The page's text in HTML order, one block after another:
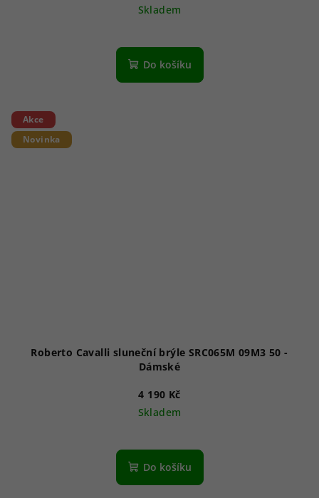
Skladem
Do košíku
Akce
Novinka
Roberto Cavalli sluneční brýle SRC065M 09M3 50 -
Dámské
4 190 Kč
Skladem
Do košíku